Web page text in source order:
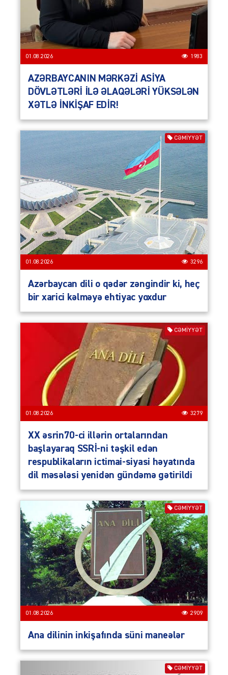
01.08.2026 1983
AZƏRBAYCANIN MƏRKƏZİ ASİYA
DÖVLƏTLƏRİ İLƏ ƏLAQƏLƏRİ YÜKSƏLƏN
XƏTLƏ İNKİŞAF EDİR!
CƏMIYYƏT
01.08.2026 3296
Azərbaycan dili o qədər zəngindir ki, heç
bir xarici kəlməyə ehtiyac yoxdur
CƏMIYYƏT
01.08.2026 3279
XX əsrin70-ci illərin ortalarından
başlayaraq SSRİ-ni təşkil edən
respublikaların ictimai-siyasi həyatında
dil məsələsi yenidən gündəmə gətirildi
CƏMIYYƏT
01.08.2026 2909
Ana dilinin inkişafında süni maneələr
CƏMIYYƏT